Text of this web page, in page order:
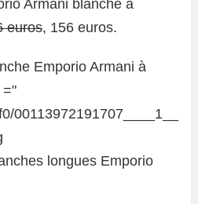
Armani blanche à
euros, 156 euros.
longues Emporio